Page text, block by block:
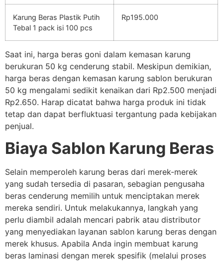
Karung Beras Plastik Putih
Tebal 1 pack isi 100 pcs
Rp195.000
Saat ini, harga beras goni dalam kemasan karung
berukuran 50 kg cenderung stabil. Meskipun demikian,
harga beras dengan kemasan karung sablon berukuran
50 kg mengalami sedikit kenaikan dari Rp2.500 menjadi
Rp2.650. Harap dicatat bahwa harga produk ini tidak
tetap dan dapat berfluktuasi tergantung pada kebijakan
penjual.
Biaya Sablon Karung Beras
Selain memperoleh karung beras dari merek-merek
yang sudah tersedia di pasaran, sebagian pengusaha
beras cenderung memilih untuk menciptakan merek
mereka sendiri. Untuk melakukannya, langkah yang
perlu diambil adalah mencari pabrik atau distributor
yang menyediakan layanan sablon karung beras dengan
merek khusus. Apabila Anda ingin membuat karung
beras laminasi dengan merek spesifik (melalui proses